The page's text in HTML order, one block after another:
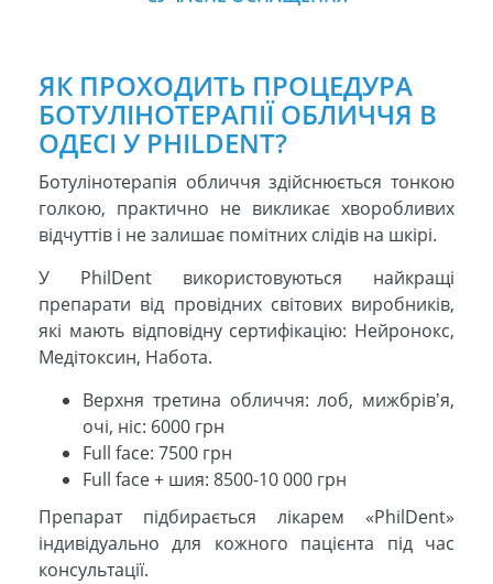
ЯК ПРОХОДИТЬ ПРОЦЕДУРА
БОТУЛІНОТЕРАПІЇ ОБЛИЧЧЯ В
ОДЕСІ У PHILDENT?
Ботулінотерапія обличчя здійснюється тонкою
голкою, практично не викликає хворобливих
відчуттів і не залишає помітних слідів на шкірі.
У PhilDent використовуються найкращі
препарати від провідних світових виробників,
які мають відповідну сертифікацію: Нейронокс,
Медітоксин, Набота.
Верхня третина обличчя: лоб, мижбрівʼя,
очі, ніс: 6000 грн
Full face: 7500 грн
Full face + шия: 8500-10 000 грн
Препарат підбирається лікарем «PhilDent»
індивідуально для кожного пацієнта під час
консультації.